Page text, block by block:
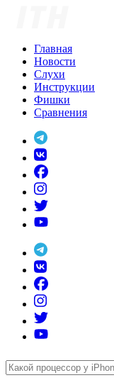
Главная
Новости
Слухи
Инструкции
Фишки
Сравнения